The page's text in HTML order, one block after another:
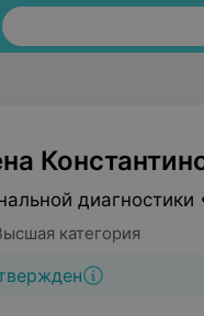
категория